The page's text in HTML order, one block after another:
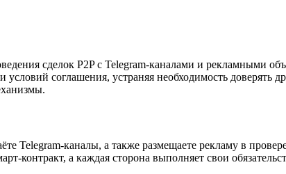
сделок P2P с Telegram-каналами и рекламными
соглашения, устраняя необходимость доверять
Telegram-каналы, а также размещаете рекламу в
контракт, а каждая сторона выполняет свои